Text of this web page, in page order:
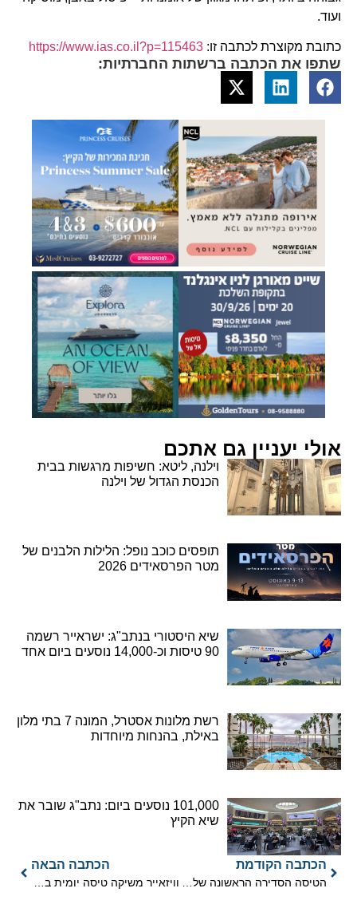
ועוד.
כתובת מקוצרת לכתבה זו: https://www.ias.co.il?p=115463
שתפו את הכתבה ברשתות החברתיות:
אולי יעניין גם אתכם
וילנה, ליטא: חשיפות מרגשות בבית
הכנסת הגדול של וילנה
תופסים כוכב נופל: הלילות הלבנים של
מטר הפרסאידים 2026
שיא היסטורי בנתב"ג: ישראייר רשמה
90 טיסות וכ-14,000 נוסעים ביום אחד
רשת מלונות אסטרל, המונה 7 בתי מלון
באילת, בהנחות מיוחדות
101,000 נוסעים ביום: נתב"ג שובר את
שיא הקיץ
הכתבה הקודמת
הטיסה הסדירה הראשונה של איתיחאד איירווייז נחתה בנתב"ג
הכתבה הבאה
וויזאייר משיקה טיסה יומית בקו תל אביב – אבו דאבי